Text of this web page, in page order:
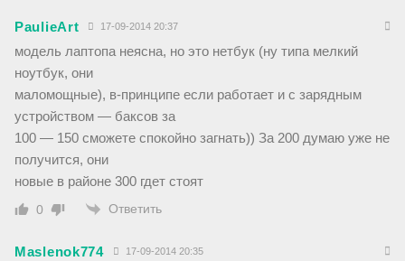
PaulieArt 17-09-2014 20:37
модель лаптопа неясна, но это нетбук (ну типа мелкий
ноутбук, они
маломощные), в-принципе если работает и с зарядным
устройством — баксов за
100 — 150 сможете спокойно загнать)) За 200 думаю уже не
получится, они
новые в районе 300 гдет стоят
0 Ответить
Maslenok774 17-09-2014 20:35